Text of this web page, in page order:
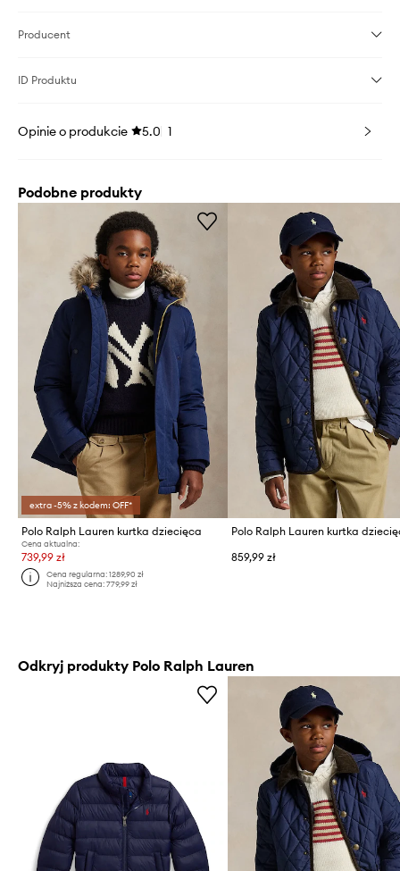
Producent
ID Produktu
Opinie o produkcie 5.0 1
Podobne produkty
extra -5% z kodem: OFF*
Polo Ralph Lauren kurtka dziecięca
Cena aktualna:
739,99 zł
Cena regularna:1289,90 zł
Najniższa cena:779,99 zł
Polo Ralph Lauren kurtka
859,99 zł
Odkryj produkty Polo Ralph Lauren